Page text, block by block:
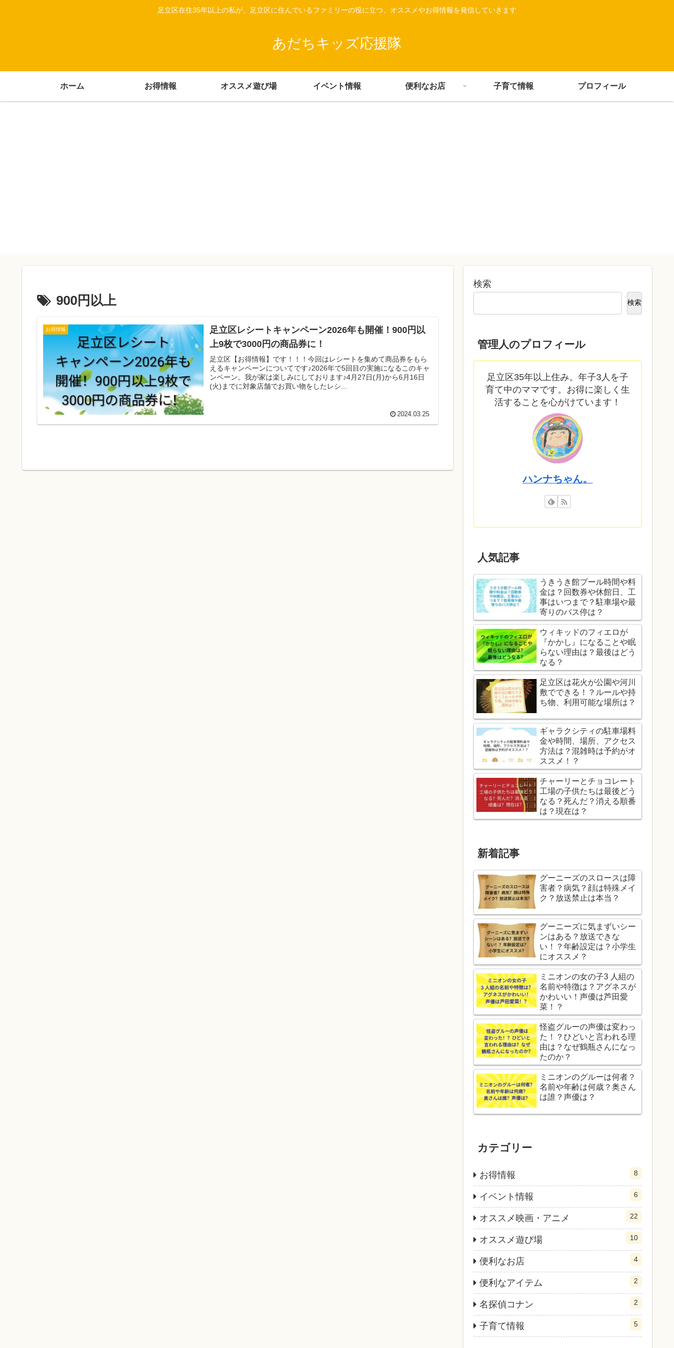
足立区在住35年以上の私が、足立区に住んでいるファミリーの役に立つ、オススメやお得情報を発信していきます
あだちキッズ応援隊
ホーム お得情報 オススメ遊び場 イベント情報 便利なお店 子育て情報 プロフィール
900円以上
お得情報
足立区レシートキャンペーン2026年も開催！900円以
上9枚で3000円の商品券に！
足立区【お得情報】です！！！今回はレシートを集めて商品券をもら
えるキャンペーンについてです♪2026年で5回目の実施になるこのキャ
ンペーン。我が家は楽しみにしております♪4月27日(月)から6月16日
(火)までに対象店舗でお買い物をしたレシ...
2024.03.25
検索
検索
管理人のプロフィール
足立区35年以上住み。年子3人を子
育て中のママです。お得に楽しく生
活することを心がけています！
ハンナちゃん。
人気記事
うきうき館プール時間や料
金は？回数券や休館日、工
事はいつまで？駐車場や最
寄りのバス停は？
ウィキッドのフィエロが
『かかし』になることや眠
らない理由は？最後はどう
なる？
足立区は花火が公園や河川
敷でできる！？ルールや持
ち物、利用可能な場所は？
ギャラクシティの駐車場料
金や時間、場所、アクセス
方法は？混雑時は予約がオ
ススメ！？
チャーリーとチョコレート
工場の子供たちは最後どう
なる？死んだ？消える順番
は？現在は？
新着記事
グーニーズのスロースは障
害者？病気？顔は特殊メイ
ク？放送禁止は本当？
グーニーズに気まずいシー
ンはある？放送できな
い！？年齢設定は？小学生
にオススメ？
ミニオンの女の子3 人組の
名前や特徴は？アグネスが
かわいい！声優は芦田愛
菜！？
怪盗グルーの声優は変わっ
た！？ひどいと言われる理
由は？なぜ鶴瓶さんになっ
たのか？
ミニオンのグルーは何者？
名前や年齢は何歳？奥さん
は誰？声優は？
カテゴリー
お得情報 8
イベント情報 6
オススメ映画・アニメ 22
オススメ遊び場 10
便利なお店 4
便利なアイテム 2
名探偵コナン 2
子育て情報 5